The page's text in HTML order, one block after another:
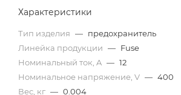
Характеристики
Тип изделия — предохранитель
Линейка продукции — Fuse
Номинальный ток, A — 12
Номинальное напряжение, V — 400
Вес, кг — 0.004